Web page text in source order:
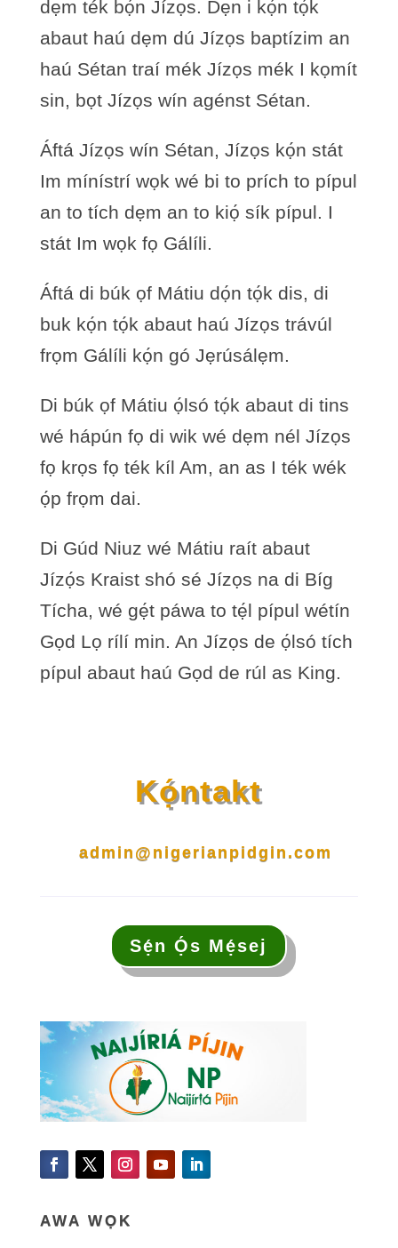
dẹm ték bọ́n Jízọs. Dẹn i kọ́n tọ́k
abaut haú dẹm dú Jízọs baptízim an
haú Sétan traí mék Jízọs mék I kọmít
sin, bọt Jízọs wín agénst Sétan.
Áftá Jízọs wín Sétan, Jízọs kọ́n stát
Im mínístrí wọk wé bi to prích to pípul
an to tích dẹm an to kiọ́ sík pípul. I
stát Im wọk fọ Gálíli.
Áftá di búk ọf Mátiu dọ́n tọ́k dis, di
buk kọ́n tọ́k abaut haú Jízọs trávúl
frọm Gálíli kọ́n gó Jẹrúsálẹm.
Di búk ọf Mátiu ọ́lsó tọ́k abaut di tins
wé hápún fọ di wik wé dẹm nél Jízọs
fọ krọs fọ ték kíl Am, an as I ték wék
ọ́p frọm dai.
Di Gúd Niuz wé Mátiu raít abaut
Jízọ́s Kraist shó sé Jízọs na di Bíg
Tícha, wé gẹ́t páwa to tẹ́l pípul wétín
Gọd Lọ rílí min. An Jízọs de ọ́lsó tích
pípul abaut haú Gọd de rúl as King.
Kọ́ntakt
admin@nigerianpidgin.com
Sẹ́n Ọ́s Mẹ́sej
AWA WỌK